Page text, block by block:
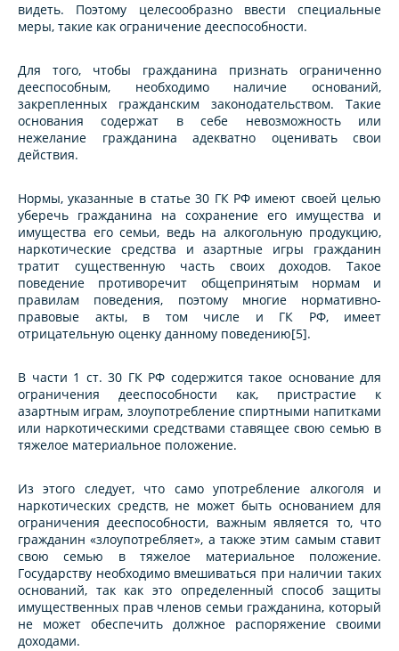
видеть. Поэтому целесообразно ввести специальные
меры, такие как ограничение дееспособности.
Для того, чтобы гражданина признать ограниченно
дееспособным, необходимо наличие оснований,
закрепленных гражданским законодательством. Такие
основания содержат в себе невозможность или
нежелание гражданина адекватно оценивать свои
действия.
Нормы, указанные в статье 30 ГК РФ имеют своей целью
уберечь гражданина на сохранение его имущества и
имущества его семьи, ведь на алкогольную продукцию,
наркотические средства и азартные игры гражданин
тратит существенную часть своих доходов. Такое
поведение противоречит общепринятым нормам и
правилам поведения, поэтому многие нормативно-
правовые акты, в том числе и ГК РФ, имеет
отрицательную оценку данному поведению[5].
В части 1 ст. 30 ГК РФ содержится такое основание для
ограничения дееспособности как, пристрастие к
азартным играм, злоупотребление спиртными напитками
или наркотическими средствами ставящее свою семью в
тяжелое материальное положение.
Из этого следует, что само употребление алкоголя и
наркотических средств, не может быть основанием для
ограничения дееспособности, важным является то, что
гражданин «злоупотребляет», а также этим самым ставит
свою семью в тяжелое материальное положение.
Государству необходимо вмешиваться при наличии таких
оснований, так как это определенный способ защиты
имущественных прав членов семьи гражданина, который
не может обеспечить должное распоряжение своими
доходами.